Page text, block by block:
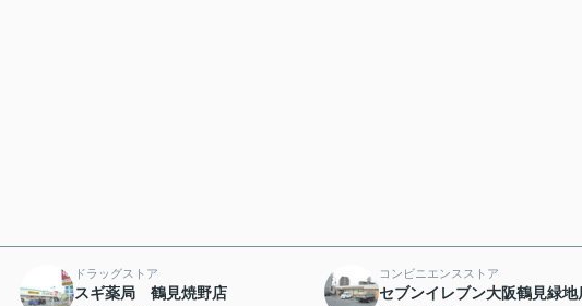
ドラッグストア
スギ薬局 鶴見焼野店
コンビニエンスストア
セブンイレブン大阪鶴見緑地